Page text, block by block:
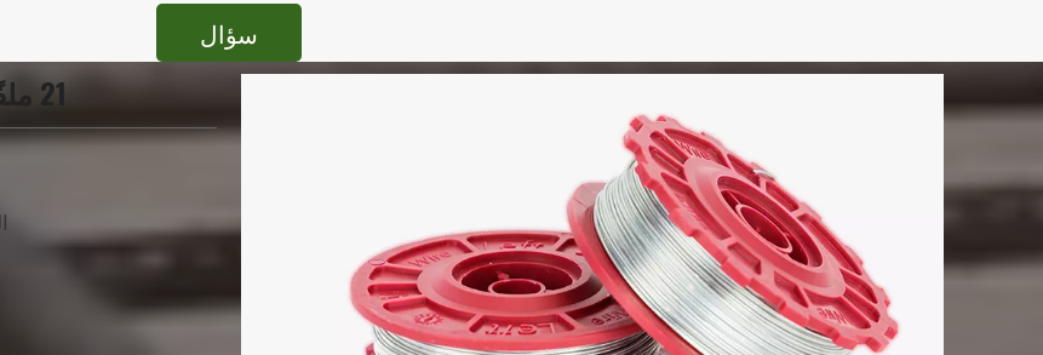
سؤال
21 ملفًا من أسلاك الربط لآلة ربط حديد التسليح